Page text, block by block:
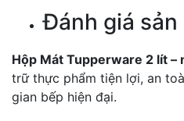
Đánh giá sản
Hộp Mát Tupperware 2 lít –
trữ thực phẩm tiện lợi, an
gian bếp hiện đại.